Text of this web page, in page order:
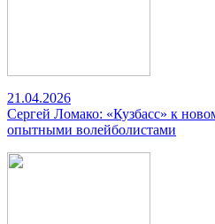
21.04.2026
Сергей Ломако: «Кузбасс» к
опытными волейболистами